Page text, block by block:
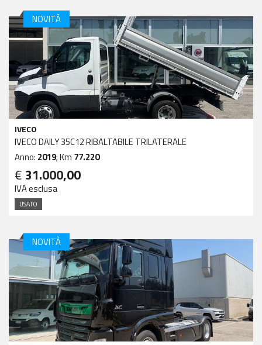
NOVITÀ
IVECO
IVECO DAILY 35C12 RIBALTABILE TRILATERALE
Anno: 2019; Km 77.220
€ 31.000,00
IVA esclusa
USATO
NOVITÀ